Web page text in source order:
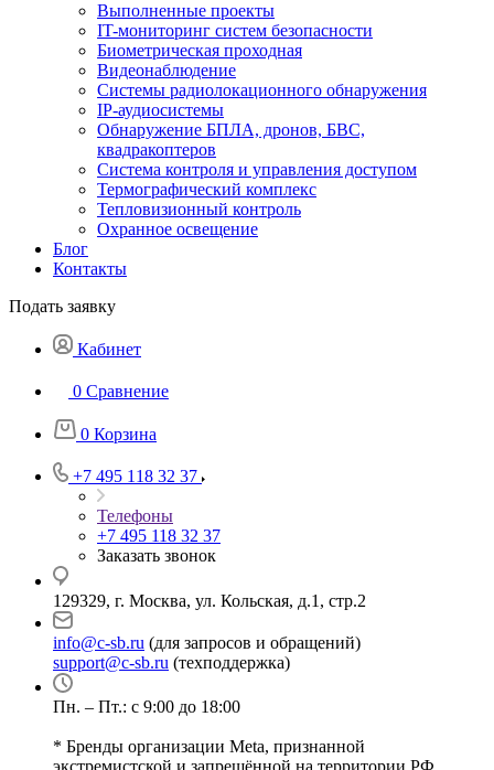
Выполненные проекты
IT-мониторинг систем безопасности
Биометрическая проходная
Видеонаблюдение
Системы радиолокационного обнаружения
IP-аудиосистемы
Обнаружение БПЛА, дронов, БВС,
квадракоптеров
Система контроля и управления доступом
Термографический комплекс
Тепловизионный контроль
Охранное освещение
Блог
Контакты
Подать заявку
Кабинет
0 Сравнение
0 Корзина
+7 495 118 32 37
Телефоны
+7 495 118 32 37
Заказать звонок
129329, г. Москва, ул. Кольская, д.1, стр.2
info@c-sb.ru (для запросов и обращений)
support@c-sb.ru (техподдержка)
Пн. – Пт.: с 9:00 до 18:00
* Бренды организации Meta, признанной
экстремистской и запрещённой на территории РФ